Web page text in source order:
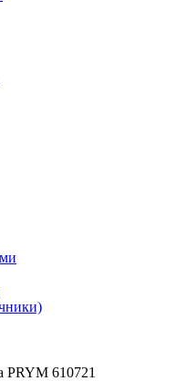
PRYM 610721